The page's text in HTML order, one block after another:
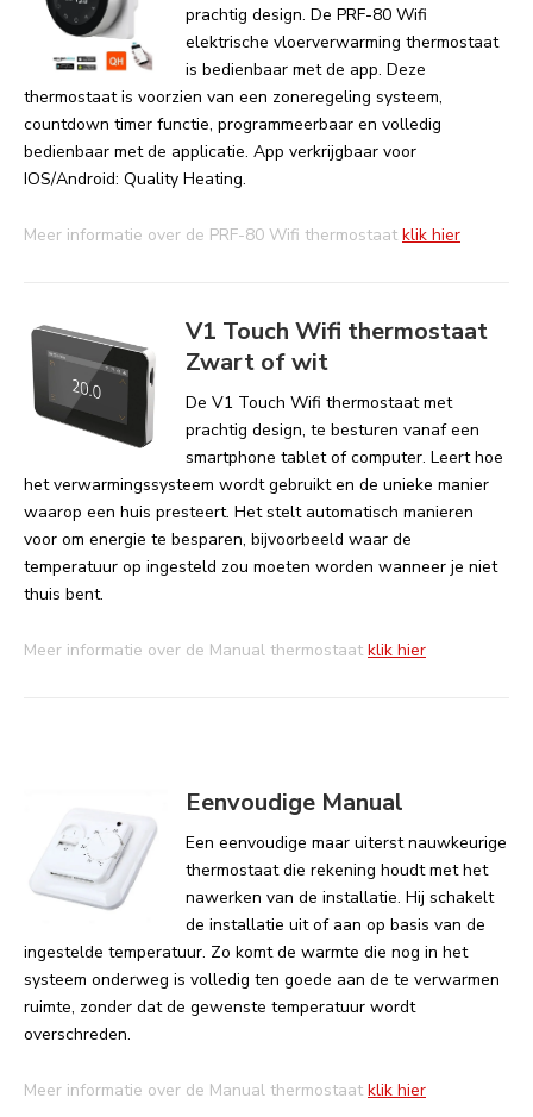
prachtig design. De PRF-80 Wifi
elektrische vloerverwarming thermostaat
is bedienbaar met de app. Deze
thermostaat is voorzien van een zoneregeling systeem,
countdown timer functie, programmeerbaar en volledig
bedienbaar met de applicatie. App verkrijgbaar voor
IOS/Android: Quality Heating.
Meer informatie over de PRF-80 Wifi thermostaat klik hier
V1 Touch Wifi thermostaat
Zwart of wit
De V1 Touch Wifi thermostaat met
prachtig design, te besturen vanaf een
smartphone tablet of computer. Leert hoe
het verwarmingssysteem wordt gebruikt en de unieke manier
waarop een huis presteert. Het stelt automatisch manieren
voor om energie te besparen, bijvoorbeeld waar de
temperatuur op ingesteld zou moeten worden wanneer je niet
thuis bent.
Meer informatie over de Manual thermostaat klik hier
Eenvoudige Manual
Een eenvoudige maar uiterst nauwkeurige
thermostaat die rekening houdt met het
nawerken van de installatie. Hij schakelt
de installatie uit of aan op basis van de
ingestelde temperatuur. Zo komt de warmte die nog in het
systeem onderweg is volledig ten goede aan de te verwarmen
ruimte, zonder dat de gewenste temperatuur wordt
overschreden.
Meer informatie over de Manual thermostaat klik hier